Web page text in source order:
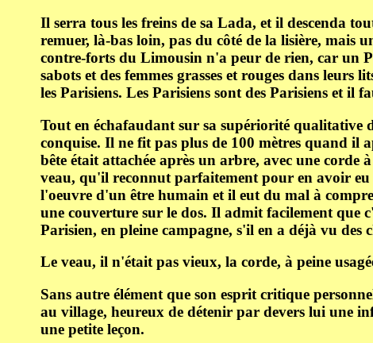
Il serra tous les freins de sa Lada, et il descenda
remuer, là-bas loin, pas du côté de la lisière, mais
contre-forts du Limousin n'a peur de rien, car un
sabots et des femmes grasses et rouges dans
les Parisiens. Les Parisiens sont des Parisiens et
Tout en échafaudant sur sa supériorité qualitative
conquise. Il ne fit pas plus de 100 mètres quand il
bête était attachée après un arbre, avec une
veau, qu'il reconnut parfaitement pour en avoir
l'oeuvre d'un être humain et il eut du mal à
une couverture sur le dos. Il admit facilement que
Parisien, en pleine campagne, s'il en a déjà vu des
Le veau, il n'était pas vieux, la corde, à peine
Sans autre élément que son esprit critique
au village, heureux de détenir par devers lui une
une petite leçon.